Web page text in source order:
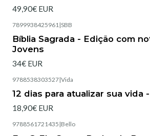
49,90€ EUR
7899938425961 |SBB
Bíblia Sagrada - Edição com
Jovens
34€ EUR
9788538303527|Vida
12 dias para atualizar sua vida
18,90€ EUR
9788561721435 |Bello